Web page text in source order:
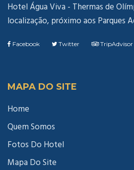
Hotel Água Viva - Thermas de
localização, próximo aos Parques
Facebook Twitter TripAdvisor
MAPA DO SITE
Home
Quem Somos
Fotos Do Hotel
Mapa Do Site